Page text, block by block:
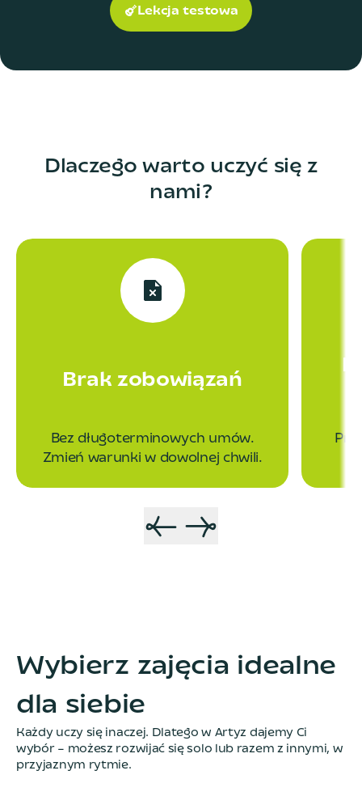
Lekcja testowa
Dlaczego warto uczyć się z
nami?
Brak zobowiązań
Bez długoterminowych umów.
Zmień warunki w dowolnej chwili.
Wybierz zajęcia idealne
dla siebie
Każdy uczy się inaczej. Dlatego w Artyz dajemy Ci
wybór – możesz rozwijać się solo lub razem z innymi, w
przyjaznym rytmie.